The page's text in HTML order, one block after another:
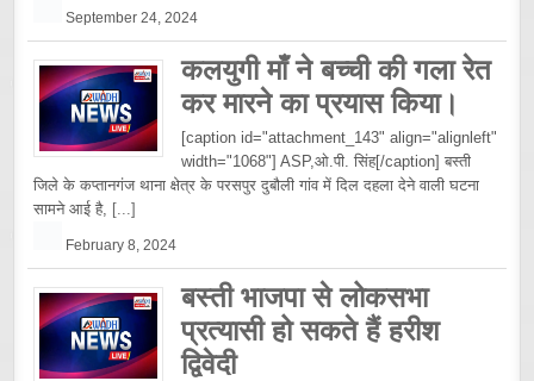
September 24, 2024
कलयुगी माँ ने बच्ची की गला रेत
कर मारने का प्रयास किया।
[caption id="attachment_143" align="alignleft"
width="1068"] ASP,ओ.पी. सिंह[/caption] बस्ती
जिले के कप्तानगंज थाना क्षेत्र के परसपुर दुबौली गांव में दिल दहला देने वाली घटना
सामने आई है, [...]
February 8, 2024
बस्ती भाजपा से लोकसभा
प्रत्यासी हो सकते हैं हरीश
द्विवेदी